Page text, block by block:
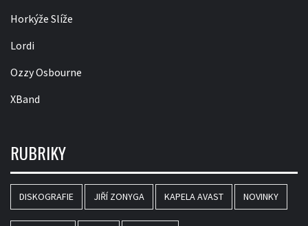
Horkýže Slíže
Lordi
Ozzy Osbourne
XBand
RUBRIKY
DISKOGRAFIE JIŘÍ ZONYGA KAPELA AVAST NOVINKY